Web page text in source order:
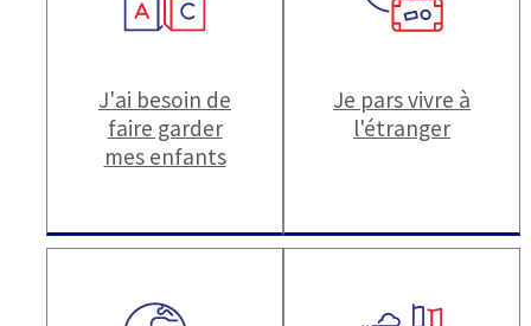
J'ai besoin de
faire garder
mes enfants
Je pars vivre à
l'étranger